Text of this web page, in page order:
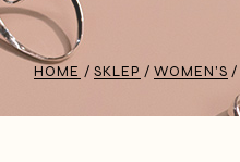
HOME SKLEP WOMEN'S